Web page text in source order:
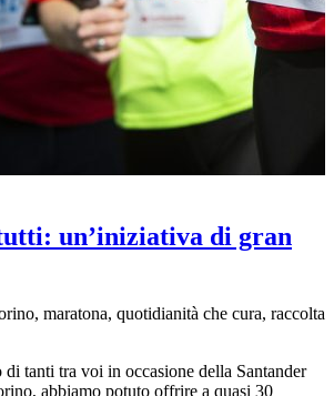
un’iniziativa di gran
maratona, quotidianità che cura, raccolta
tanti tra voi in occasione della Santander
abbiamo potuto offrire a quasi 30